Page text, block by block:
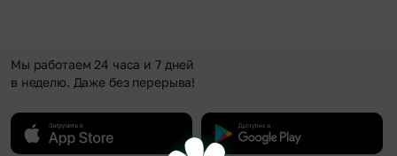
Мы работаем 24 часа и 7 дней
в неделю. Даже без перерыва!